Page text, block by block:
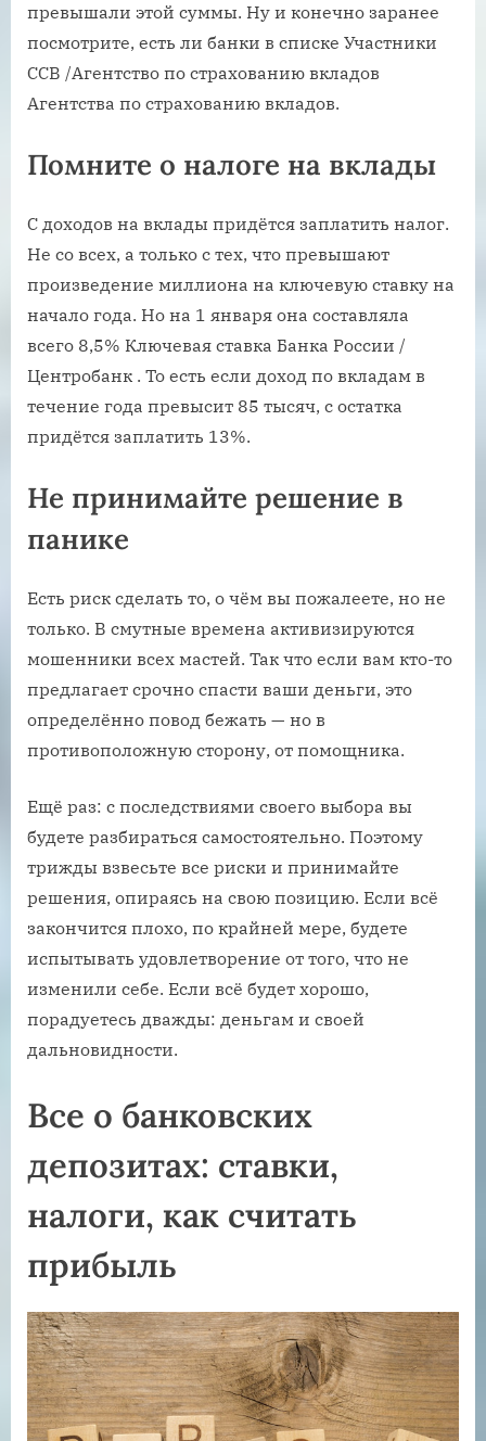
превышали этой суммы. Ну и конечно заранее
посмотрите, есть ли банки в списке Участники
ССВ /Агентство по страхованию вкладов
Агентства по страхованию вкладов.
Помните о налоге на вклады
С доходов на вклады придётся заплатить налог.
Не со всех, а только с тех, что превышают
произведение миллиона на ключевую ставку на
начало года. Но на 1 января она составляла
всего 8,5% Ключевая ставка Банка России /
Центробанк . То есть если доход по вкладам в
течение года превысит 85 тысяч, с остатка
придётся заплатить 13%.
Не принимайте решение в
панике
Есть риск сделать то, о чём вы пожалеете, но не
только. В смутные времена активизируются
мошенники всех мастей. Так что если вам кто-то
предлагает срочно спасти ваши деньги, это
определённо повод бежать — но в
противоположную сторону, от помощника.
Ещё раз: с последствиями своего выбора вы
будете разбираться самостоятельно. Поэтому
трижды взвесьте все риски и принимайте
решения, опираясь на свою позицию. Если всё
закончится плохо, по крайней мере, будете
испытывать удовлетворение от того, что не
изменили себе. Если всё будет хорошо,
порадуетесь дважды: деньгам и своей
дальновидности.
Все о банковских
депозитах: ставки,
налоги, как считать
прибыль